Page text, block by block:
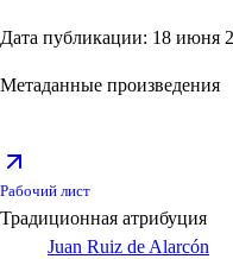
Дата публикации: 18 июня
Метаданные произведения
Рабочий лист
Традиционная атрибуция
Juan Ruiz de Alarcón